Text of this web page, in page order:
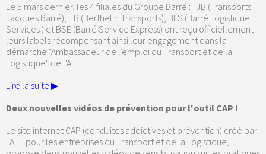
Le 5 mars dernier, les 4 filiales du Groupe Barré : TJB (Transports
Jacques Barré), TB (Berthelin Transports), BLS (Barré Logistique
Services ) et BSE (Barré Service Express) ont reçu officiellement
leurs labels récompensant ainsi leur engagement dans la
démarche "Ambassadeur de l'emploi du Transport et de la
Logistique" de l'AFT.
Lire la suite ▶
Deux nouvelles vidéos de prévention pour l'outil CAP !
Le site internet CAP (conduites addictives et prévention) créé par
l'AFT pour les entreprises du Transport et de la Logistique,